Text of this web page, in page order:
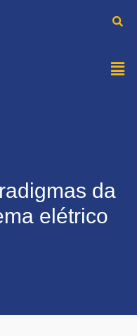
da
elétrico